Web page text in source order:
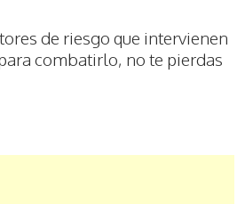
de riesgo que intervienen
combatirlo, no te pierdas